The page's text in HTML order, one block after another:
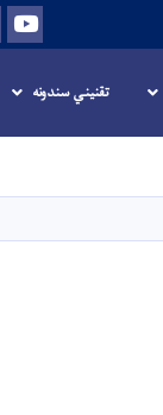
تقنيني سندونه